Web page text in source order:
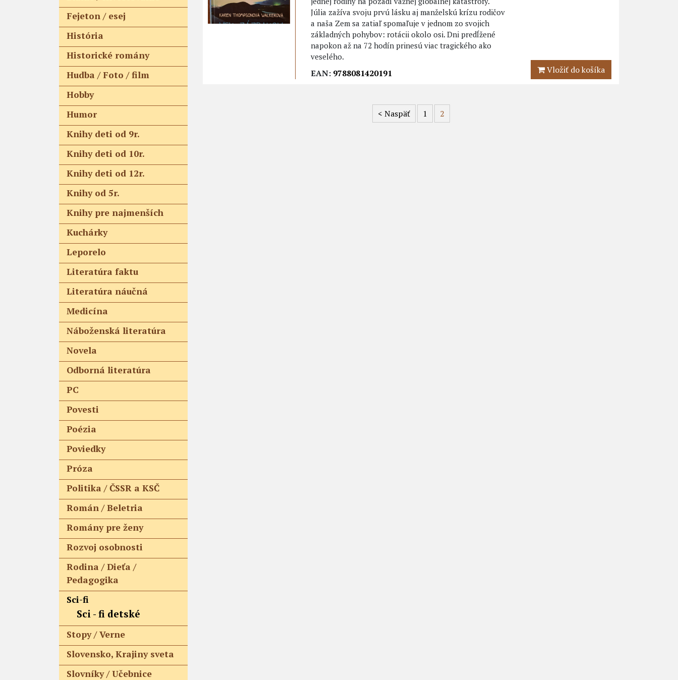
Fejeton / esej
História
Historické romány
Hudba / Foto / film
Hobby
Humor
Knihy deti od 9r.
Knihy deti od 10r.
Knihy deti od 12r.
Knihy od 5r.
Knihy pre najmenších
Kuchárky
Leporelo
Literatúra faktu
Literatúra náučná
Medicína
Náboženská literatúra
Novela
Odborná literatúra
PC
Povesti
Poézia
Poviedky
Próza
Politika / ČSSR a KSČ
Román / Beletria
Romány pre ženy
Rozvoj osobnosti
Rodina / Dieťa /
Pedagogika
Sci-fi
Sci - fi detské
Stopy / Verne
Slovensko, Krajiny sveta
Slovníky / Učebnice
Júlia zažíva svoju prvú lásku aj manželskú krízu rodičov
a naša Zem sa zatiaľ spomaľuje v jednom zo svojich
základných pohybov: rotácii okolo osi. Dni predĺžené
napokon až na 72 hodín prinesú viac tragického ako
veselého.
EAN: 9788081420191 Vložiť do košíka
< Naspäť 1 2